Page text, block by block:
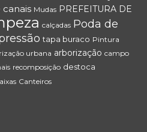
canais Mudas PREFEITURA DE
calçadas Poda de
tapa buraco Pintura
urbana arborização campo
recomposição destoca
Canteiros